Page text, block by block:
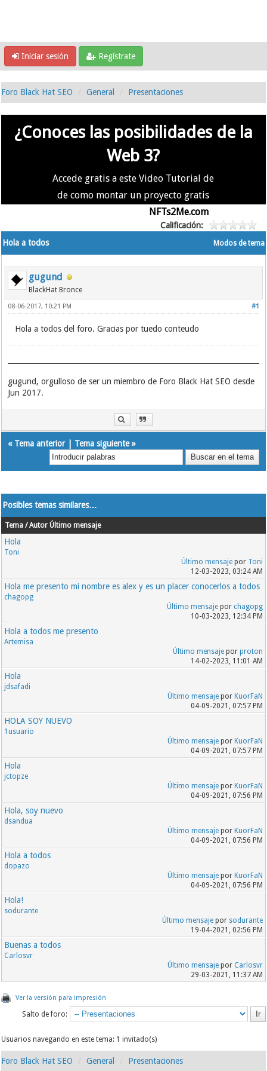
Iniciar sesión Regístrate
Foro Black Hat SEO General Presentaciones
¿Conoces las posibilidades de la
Web 3?
Accede gratis a este Video Tutorial de
de como montar un proyecto gratis
NFTs2Me.com
Calificación:
Modos de tema
Hola a todos
gugund
BlackHat Bronce
#1
08-06-2017, 10:21 PM
Hola a todos del foro. Gracias por tuedo conteudo
gugund, orgulloso de ser un miembro de Foro Black Hat SEO desde
Jun 2017.
« Tema anterior| Tema siguiente»
Posibles temas similares…
Tema / Autor Último mensaje
Hola
Toni
Último mensajepor Toni
12-03-2023, 03:24 AM
Hola me presento mi nombre es alex y es un placer conocerlos a todos
chagopg
Último mensajepor chagopg
10-03-2023, 12:34 PM
Hola a todos me presento
Artemisa
Último mensajepor proton
14-02-2023, 11:01 AM
Hola
jdsafadi
Último mensajepor KuorFaN
04-09-2021, 07:57 PM
HOLA SOY NUEVO
1usuario
Último mensajepor KuorFaN
04-09-2021, 07:57 PM
Hola
jctopze
Último mensajepor KuorFaN
04-09-2021, 07:56 PM
Hola, soy nuevo
dsandua
Último mensajepor KuorFaN
04-09-2021, 07:56 PM
Hola a todos
dopazo
Último mensajepor KuorFaN
04-09-2021, 07:56 PM
Hola!
sodurante
Último mensajepor sodurante
19-04-2021, 02:56 PM
Buenas a todos
Carlosvr
Último mensajepor Carlosvr
29-03-2021, 11:37 AM
Ver la versión para impresión
Salto de foro:
Usuarios navegando en este tema: 1 invitado(s)
Foro Black Hat SEO General Presentaciones